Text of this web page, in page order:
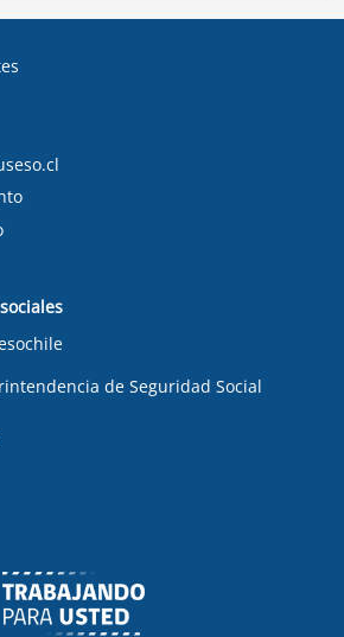
de Seguridad Social